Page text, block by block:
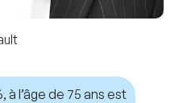
à l’âge de 75 ans est